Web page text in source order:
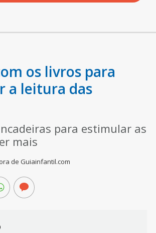
os livros para
a leitura das
para estimular as
mais
de Guiainfantil.com